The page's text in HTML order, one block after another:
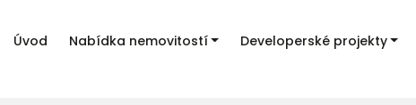
Úvod Nabídka nemovitostí Developerské projekty